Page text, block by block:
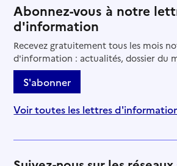
Abonnez-vous à notre
d'information
Recevez gratuitement tous les mois
d'information : actualités, dossier du
S'abonner
Voir toutes les lettres